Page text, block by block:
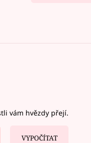
vám hvězdy přejí.
VYPOČÍTAT